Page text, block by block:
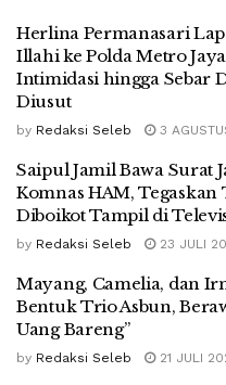
Herlina Permanasari
Illahi ke Polda Metro
Intimidasi hingga Sebar
Diusut
by Redaksi Seleb 3
Saipul Jamil Bawa Surat
Komnas HAM, Tegaskan
Diboikot Tampil di
by Redaksi Seleb 23 JULI
Mayang, Camelia, dan
Bentuk Trio Asbun,
Uang Bareng”
by Redaksi Seleb 21 JULI